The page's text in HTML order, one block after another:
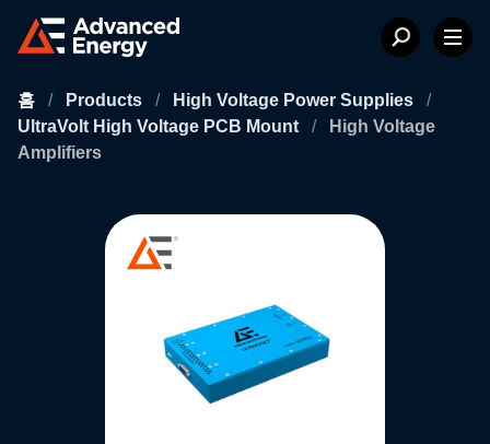
홈 / Products / High Voltage Power Supplies
/
UltraVolt High Voltage PCB Mount
/
High Voltage
Amplifiers